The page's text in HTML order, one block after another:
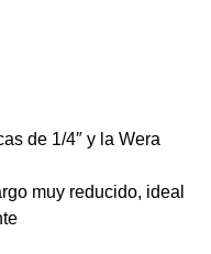
de 1/4″ y la Wera
muy reducido, ideal